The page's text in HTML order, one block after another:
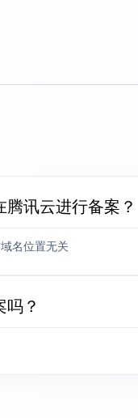
讯云进行备案？
名位置无关
吗？